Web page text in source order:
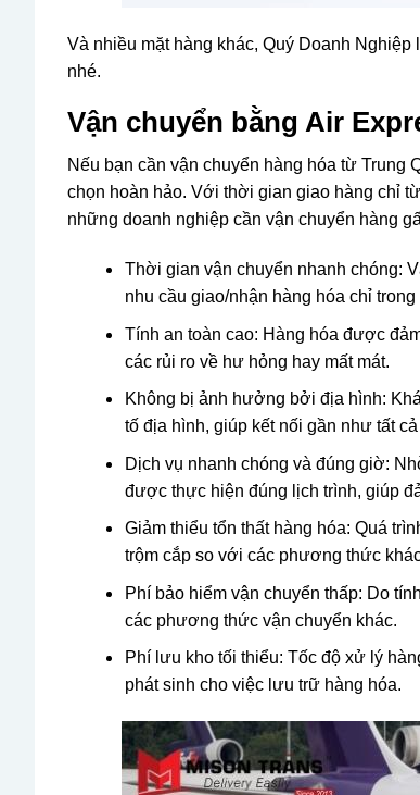
Và nhiều mặt hàng khác, Quý Doanh
nhé.
Vận chuyển bằng Air
Nếu bạn cần vận chuyển hàng hóa từ Trung
chọn hoàn hảo. Với thời gian giao hàng chỉ
những doanh nghiệp cần vận chuyển hàng
Thời gian vận chuyển nhanh chóng:
nhu cầu giao/nhận hàng hóa chỉ
Tính an toàn cao: Hàng hóa được
các rủi ro về hư hỏng hay mất mát.
Không bị ảnh hưởng bởi địa hình:
tố địa hình, giúp kết nối gần như tất
Dịch vụ nhanh chóng và đúng giờ:
được thực hiện đúng lịch trình, giúp
Giảm thiểu tổn thất hàng hóa: Quá
trộm cắp so với các phương thức
Phí bảo hiểm vận chuyển thấp: Do
các phương thức vận chuyển khác.
Phí lưu kho tối thiểu: Tốc độ xử lý
phát sinh cho việc lưu trữ hàng hóa.